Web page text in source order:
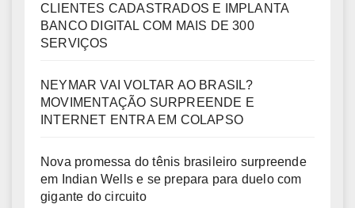
CLIENTES CADASTRADOS E IMPLANTA
BANCO DIGITAL COM MAIS DE 300
SERVIÇOS
NEYMAR VAI VOLTAR AO BRASIL?
MOVIMENTAÇÃO SURPREENDE E
INTERNET ENTRA EM COLAPSO
Nova promessa do tênis brasileiro surpreende
em Indian Wells e se prepara para duelo com
gigante do circuito